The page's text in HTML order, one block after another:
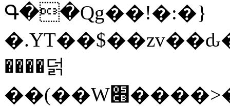
Գ��Qg��!�:�}
����덝
��(��W׋����>��O>�d�%Y�@�@ڻ<�z{rc&׻��z�����AeK�^�����������˩t��=x~